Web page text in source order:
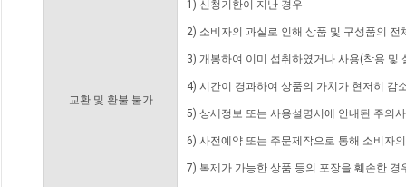
교환 및 환불 불가
1) 신청기한이 지난 경우
2) 소비자의 과실로 인해 상품 및 구성품의
3) 개봉하여 이미 섭취하였거나 사용(착용 및
4) 시간이 경과하여 상품의 가치가 현저히 감
5) 상세정보 또는 사용설명서에 안내된 주의
6) 사전예약 또는 주문제작으로 통해 소비자
7) 복제가 가능한 상품 등의 포장을 훼손한 경